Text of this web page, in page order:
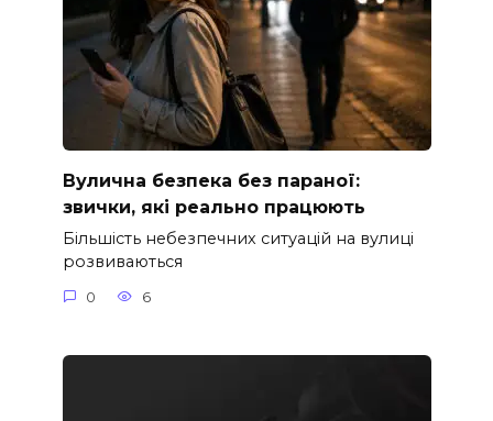
Вулична безпека без параної:
звички, які реально працюють
Більшість небезпечних ситуацій на вулиці
розвиваються
0 6